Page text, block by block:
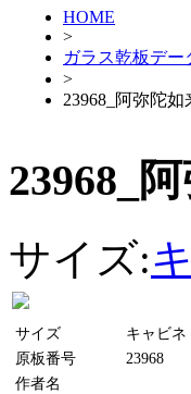
HOME
>
ガラス乾板デー
>
23968_阿弥陀
23968_
サイズ:
サイズ
キャビネ
原板番号
23968
作者名